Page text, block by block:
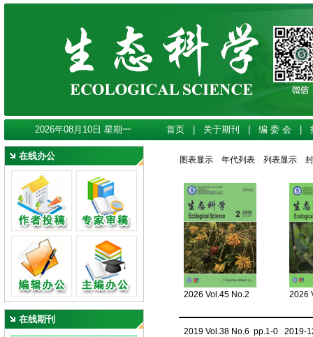
2026年08月10日 星期一 首页 关于期刊 编 委 会
在线办公
在线期刊
图表显示 年代列表 列表显示
2026 Vol.45 No.2 2026
2019 Vol.38 No.6 pp.1-0 2019-